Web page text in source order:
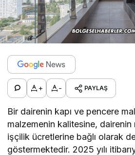
+ - PAYLAŞ
Bir dairenin kapı ve pencere
malzemenin kalitesine,
işçilik ücretlerine bağlı olarak
göstermektedir. 2025 yılı